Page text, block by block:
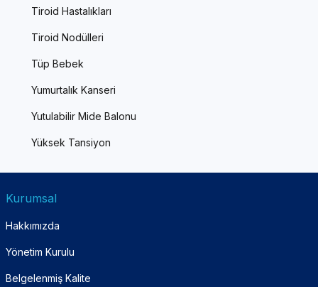
Tiroid Hastalıkları
Tiroid Nodülleri
Tüp Bebek
Yumurtalık Kanseri
Yutulabilir Mide Balonu
Yüksek Tansiyon
Kurumsal
Hakkımızda
Yönetim Kurulu
Belgelenmiş Kalite